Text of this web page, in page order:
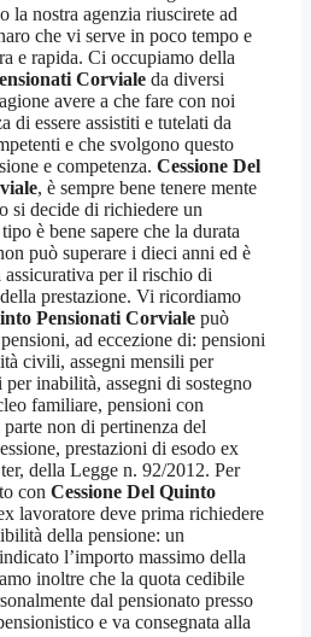
la nostra agenzia riuscirete ad
che vi serve in poco tempo e
e rapida. Ci occupiamo della
Corviale da diversi
avere a che fare con noi
di essere assistiti e tutelati da
e che svolgono questo
e competenza. Cessione Del
, è sempre bene tenere mente
si decide di richiedere un
è bene sapere che la durata
può superare i dieci anni ed è
per il rischio di
prestazione. Vi ricordiamo
Pensionati Corviale può
ad eccezione di: pensioni
civili, assegni mensili per
per inabilità, assegni di sostegno
familiare, pensioni con
non di pertinenza del
prestazioni di esodo ex
della Legge n. 92/2012. Per
con Cessione Del Quinto
lavoratore deve prima richiedere
della pensione: un
l’importo massimo della
inoltre che la quota cedibile
dal pensionato presso
e va consegnata alla